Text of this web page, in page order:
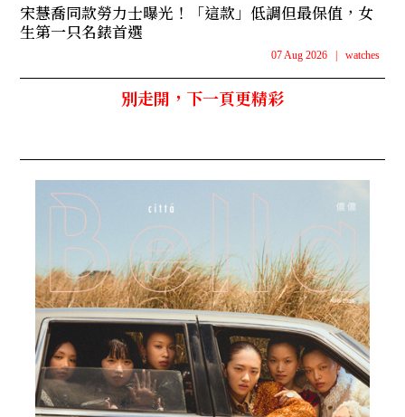
宋慧喬同款勞力士曝光！「這款」低調但最保值，女
生第一只名錶首選
07 Aug 2026 watches
別走開，下一頁更精彩